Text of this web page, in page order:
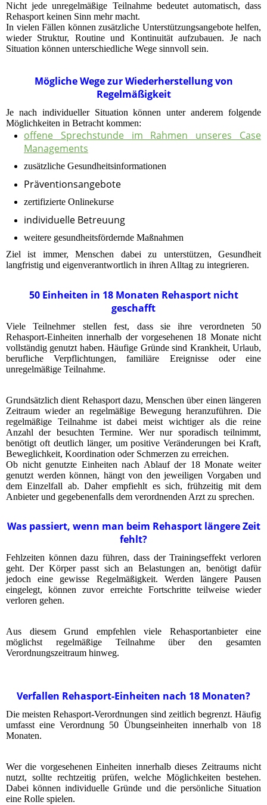
Nicht jede unregelmäßige Teilnahme bedeutet automatisch, dass
Rehasport keinen Sinn mehr macht.
In vielen Fällen können zusätzliche Unterstützungsangebote helfen,
wieder Struktur, Routine und Kontinuität aufzubauen. Je nach
Situation können unterschiedliche Wege sinnvoll sein.
Mögliche Wege zur Wiederherstellung von
Regelmäßigkeit
Je nach individueller Situation können unter anderem folgende
Möglichkeiten in Betracht kommen:
offene Sprechstunde im Rahmen unseres Case
Managements
zusätzliche Gesundheitsinformationen
Präventionsangebote
zertifizierte Onlinekurse
individuelle Betreuung
weitere gesundheitsfördernde Maßnahmen
Ziel ist immer, Menschen dabei zu unterstützen, Gesundheit
langfristig und eigenverantwortlich in ihren Alltag zu integrieren.
50 Einheiten in 18 Monaten Rehasport nicht
geschafft
Viele Teilnehmer stellen fest, dass sie ihre verordneten 50
Rehasport-Einheiten innerhalb der vorgesehenen 18 Monate nicht
vollständig genutzt haben. Häufige Gründe sind Krankheit, Urlaub,
berufliche Verpflichtungen, familiäre Ereignisse oder eine
unregelmäßige Teilnahme.
Grundsätzlich dient Rehasport dazu, Menschen über einen längeren
Zeitraum wieder an regelmäßige Bewegung heranzuführen. Die
regelmäßige Teilnahme ist dabei meist wichtiger als die reine
Anzahl der besuchten Termine. Wer nur sporadisch teilnimmt,
benötigt oft deutlich länger, um positive Veränderungen bei Kraft,
Beweglichkeit, Koordination oder Schmerzen zu erreichen.
Ob nicht genutzte Einheiten nach Ablauf der 18 Monate weiter
genutzt werden können, hängt von den jeweiligen Vorgaben und
dem Einzelfall ab. Daher empfiehlt es sich, frühzeitig mit dem
Anbieter und gegebenenfalls dem verordnenden Arzt zu sprechen.
Was passiert, wenn man beim Rehasport längere Zeit
fehlt?
Fehlzeiten können dazu führen, dass der Trainingseffekt verloren
geht. Der Körper passt sich an Belastungen an, benötigt dafür
jedoch eine gewisse Regelmäßigkeit. Werden längere Pausen
eingelegt, können zuvor erreichte Fortschritte teilweise wieder
verloren gehen.
Aus diesem Grund empfehlen viele Rehasportanbieter eine
möglichst regelmäßige Teilnahme über den gesamten
Verordnungszeitraum hinweg.
Verfallen Rehasport-Einheiten nach 18 Monaten?
Die meisten Rehasport-Verordnungen sind zeitlich begrenzt. Häufig
umfasst eine Verordnung 50 Übungseinheiten innerhalb von 18
Monaten.
Wer die vorgesehenen Einheiten innerhalb dieses Zeitraums nicht
nutzt, sollte rechtzeitig prüfen, welche Möglichkeiten bestehen.
Dabei können individuelle Gründe und die persönliche Situation
eine Rolle spielen.